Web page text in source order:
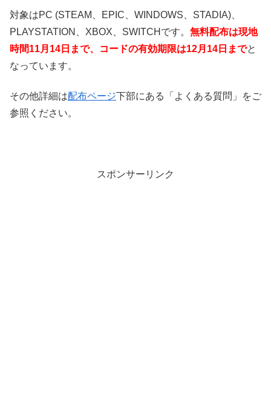
対象はPC (STEAM、EPIC、WINDOWS、STADIA)、
PLAYSTATION、XBOX、SWITCHです。 無料配布は現地
時間11月14日まで、コードの有効期限は12月14日までと
なっています。
その他詳細は配布ページ下部にある「よくある質問」をご
参照ください。
スポンサーリンク